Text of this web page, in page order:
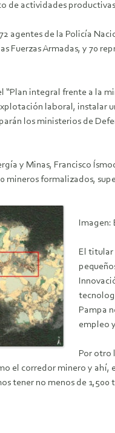
de actividades
agentes de la Policía
Fuerzas Armadas, y 70
integral frente a la
laboral, instalar
los ministerios de
y Minas, Francisco
mineros formalizados,
Imagen:
El titular
Pampa
empleo
Por otro
el corredor minero y
tener no menos de